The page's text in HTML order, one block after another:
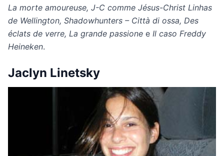
La morte amoureuse, J-C comme Jésus-Christ Linhas
de Wellington, Shadowhunters – Città di ossa, Des
éclats de verre, La grande passione e Il caso Freddy
Heineken.
Jaclyn Linetsky